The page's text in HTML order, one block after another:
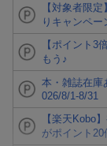
【対象者限
りキャンペー
【ポイント3
もう♪
本・雑誌在庫
026/8/1-8/31
【楽天Kobo
がポイント20